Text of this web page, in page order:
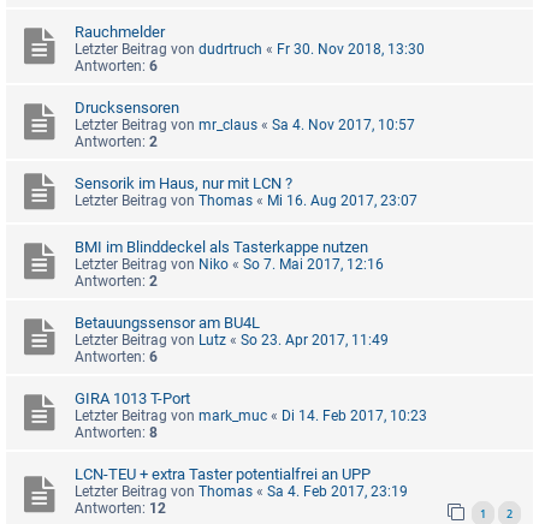
Rauchmelder
Letzter Beitrag von dudrtruch « Fr 30. Nov 2018, 13:30
Antworten: 6
Drucksensoren
Letzter Beitrag von mr_claus « Sa 4. Nov 2017, 10:57
Antworten: 2
Sensorik im Haus, nur mit LCN ?
Letzter Beitrag von Thomas « Mi 16. Aug 2017, 23:07
BMI im Blinddeckel als Tasterkappe nutzen
Letzter Beitrag von Niko « So 7. Mai 2017, 12:16
Antworten: 2
Betauungssensor am BU4L
Letzter Beitrag von Lutz « So 23. Apr 2017, 11:49
Antworten: 6
GIRA 1013 T-Port
Letzter Beitrag von mark_muc « Di 14. Feb 2017, 10:23
Antworten: 8
LCN-TEU + extra Taster potentialfrei an UPP
Letzter Beitrag von Thomas « Sa 4. Feb 2017, 23:19
Antworten: 12 1 2